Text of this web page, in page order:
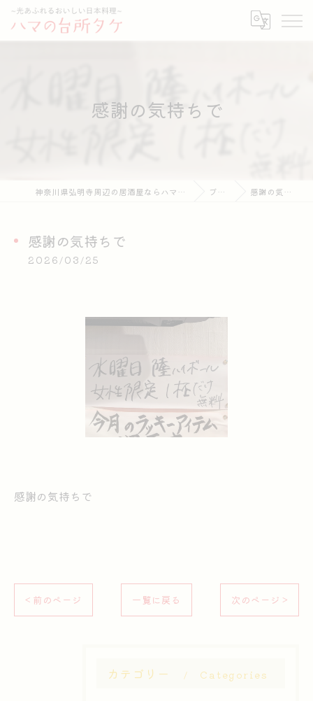
感謝の気持ちで
神奈川県弘明寺周辺の居酒屋ならハマの台所タケ ブログ 感謝の気持ちで
感謝の気持ちで
2026/03/25
感謝の気持ちで
< 前のページ 一覧に戻る 次のページ >
カテゴリー Categories